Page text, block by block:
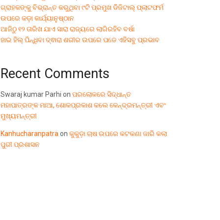
ଗ୍ରାହକଙ୍କୁ ବିଭ୍ରାନ୍ତ କରୁଥିବା ୯ଟି ପ୍ରମୁଖ ଡିଜିଟାଲ୍ ପ୍ଲାଟଫର୍ମ
ଉପରେ କଡ଼ା କାର୍ଯ୍ୟାନୁଷ୍ଠାନ
ଆଜିଠୁ ୧୨ ତାରିଖ ଯାଏ ସାରା ରାଜ୍ୟରେ ଲାଗିରହିବ ବର୍ଷା
ହାଇ ହିଲ୍ ପିନ୍ଧିବା ଦ୍ଵାରା ଶରୀର ଉପରେ ପଡେ ଏହିସବୁ ପ୍ରଭାବ
Recent Comments
Swaraj kumar Parhi on ପରଲୋକରେ ସିଦ୍ଧାନ୍ତ
ମହାପାତ୍ରଙ୍କ ମାଆ, ଶୋକପ୍ରକାଶ କଲେ କେନ୍ଦ୍ରମନ୍ତ୍ରୀ ଏବଂ
ମୁଖ୍ୟମନ୍ତ୍ରୀ
Kanhucharanpatraon କୁକୁଡ଼ା ଚାଷ ଉପରେ କଟକଣା ଜାରି କଲା
ପୁରୀ ପ୍ରଶାସନ